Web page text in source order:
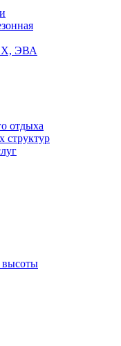
ЭВА
отдыха
структур
высоты